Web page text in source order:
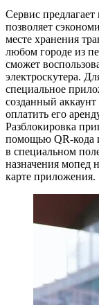
Сервис
позволяет
месте хранения
любом городе из
сможет
электроскутера.
специальное
созданный
оплатить его
Разблокировка
помощью QR-кода
в специальном
назначения мопед
карте приложения.